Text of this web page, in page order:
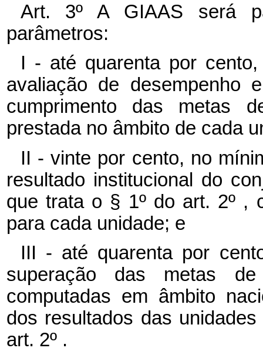
Art. 3º A GIAAS será
parâmetros:
I - até quarenta por
avaliação de desempenho
cumprimento das metas
prestada no âmbito de cada
II - vinte por cento, no
resultado institucional do
que trata o § 1º do art. 2º ,
para cada unidade; e
III - até quarenta por
superação das metas
computadas em âmbito
dos resultados das
art. 2º .